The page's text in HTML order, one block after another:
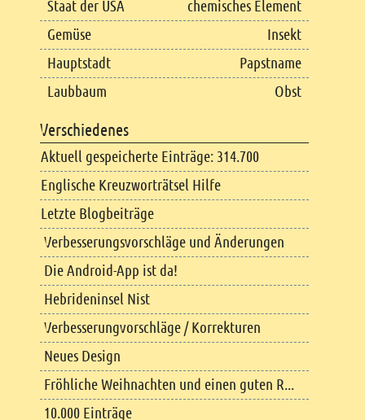
Staat der USA
chemisches Element
Gemüse
Insekt
Hauptstadt
Papstname
Laubbaum
Obst
Verschiedenes
Aktuell gespeicherte Einträge: 314.700
Englische Kreuzworträtsel Hilfe
Letzte Blogbeiträge
Verbesserungsvorschläge und Änderungen
Die Android-App ist da!
Hebrideninsel Nist
Verbesserungvorschläge / Korrekturen
Neues Design
Fröhliche Weihnachten und einen guten R...
10.000 Einträge